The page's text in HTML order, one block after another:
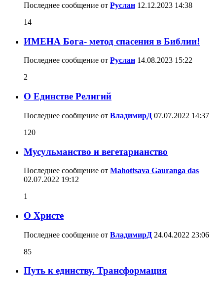
Последнее сообщение от Руслан 12.12.2023 14:38
14
ИМЕНА Бога- метод спасения в Библии!
Последнее сообщение от Руслан 14.08.2023 15:22
2
О Единстве Религий
Последнее сообщение от ВладимирД 07.07.2022 14:37
120
Мусульманство и вегетарианство
Последнее сообщение от Mahottsava Gauranga das
02.07.2022 19:12
1
О Христе
Последнее сообщение от ВладимирД 24.04.2022 23:06
85
Путь к единству. Трансформация